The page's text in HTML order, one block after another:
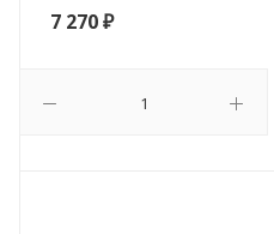
7 270₽